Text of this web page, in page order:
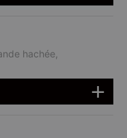
hachée,